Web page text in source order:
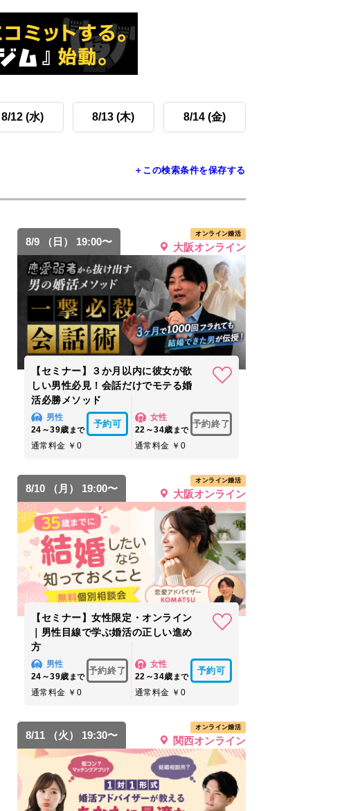
8/12 (水) 8/13 (木) 8/14 (金)
＋この検索条件を保存する
8/9 （日） 19:00〜
オンライン婚活
大阪オンライン
【セミナー】３か月以内に彼女が欲
しい男性必見！会話だけでモテる婚
活必勝メソッド
男性
24～39歳 まで
予約可
通常料金 ￥0
女性
22～34歳 まで
予約終了
通常料金 ￥0
8/10 （月） 19:00〜
オンライン婚活
大阪オンライン
【セミナー】女性限定・オンライン
｜男性目線で学ぶ婚活の正しい進め
方
男性
24～39歳 まで
予約終了
通常料金 ￥0
女性
22～34歳 まで
予約可
通常料金 ￥0
8/11 （火） 19:30〜
オンライン婚活
関西オンライン